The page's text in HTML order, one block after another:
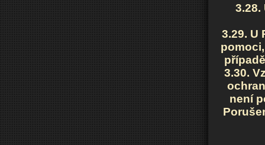
3.29. U
3.30.
není